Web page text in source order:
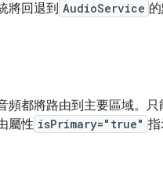
將回退到 AudioService
頻都將路由到主要區域。只
屬性 isPrimary="true" 指